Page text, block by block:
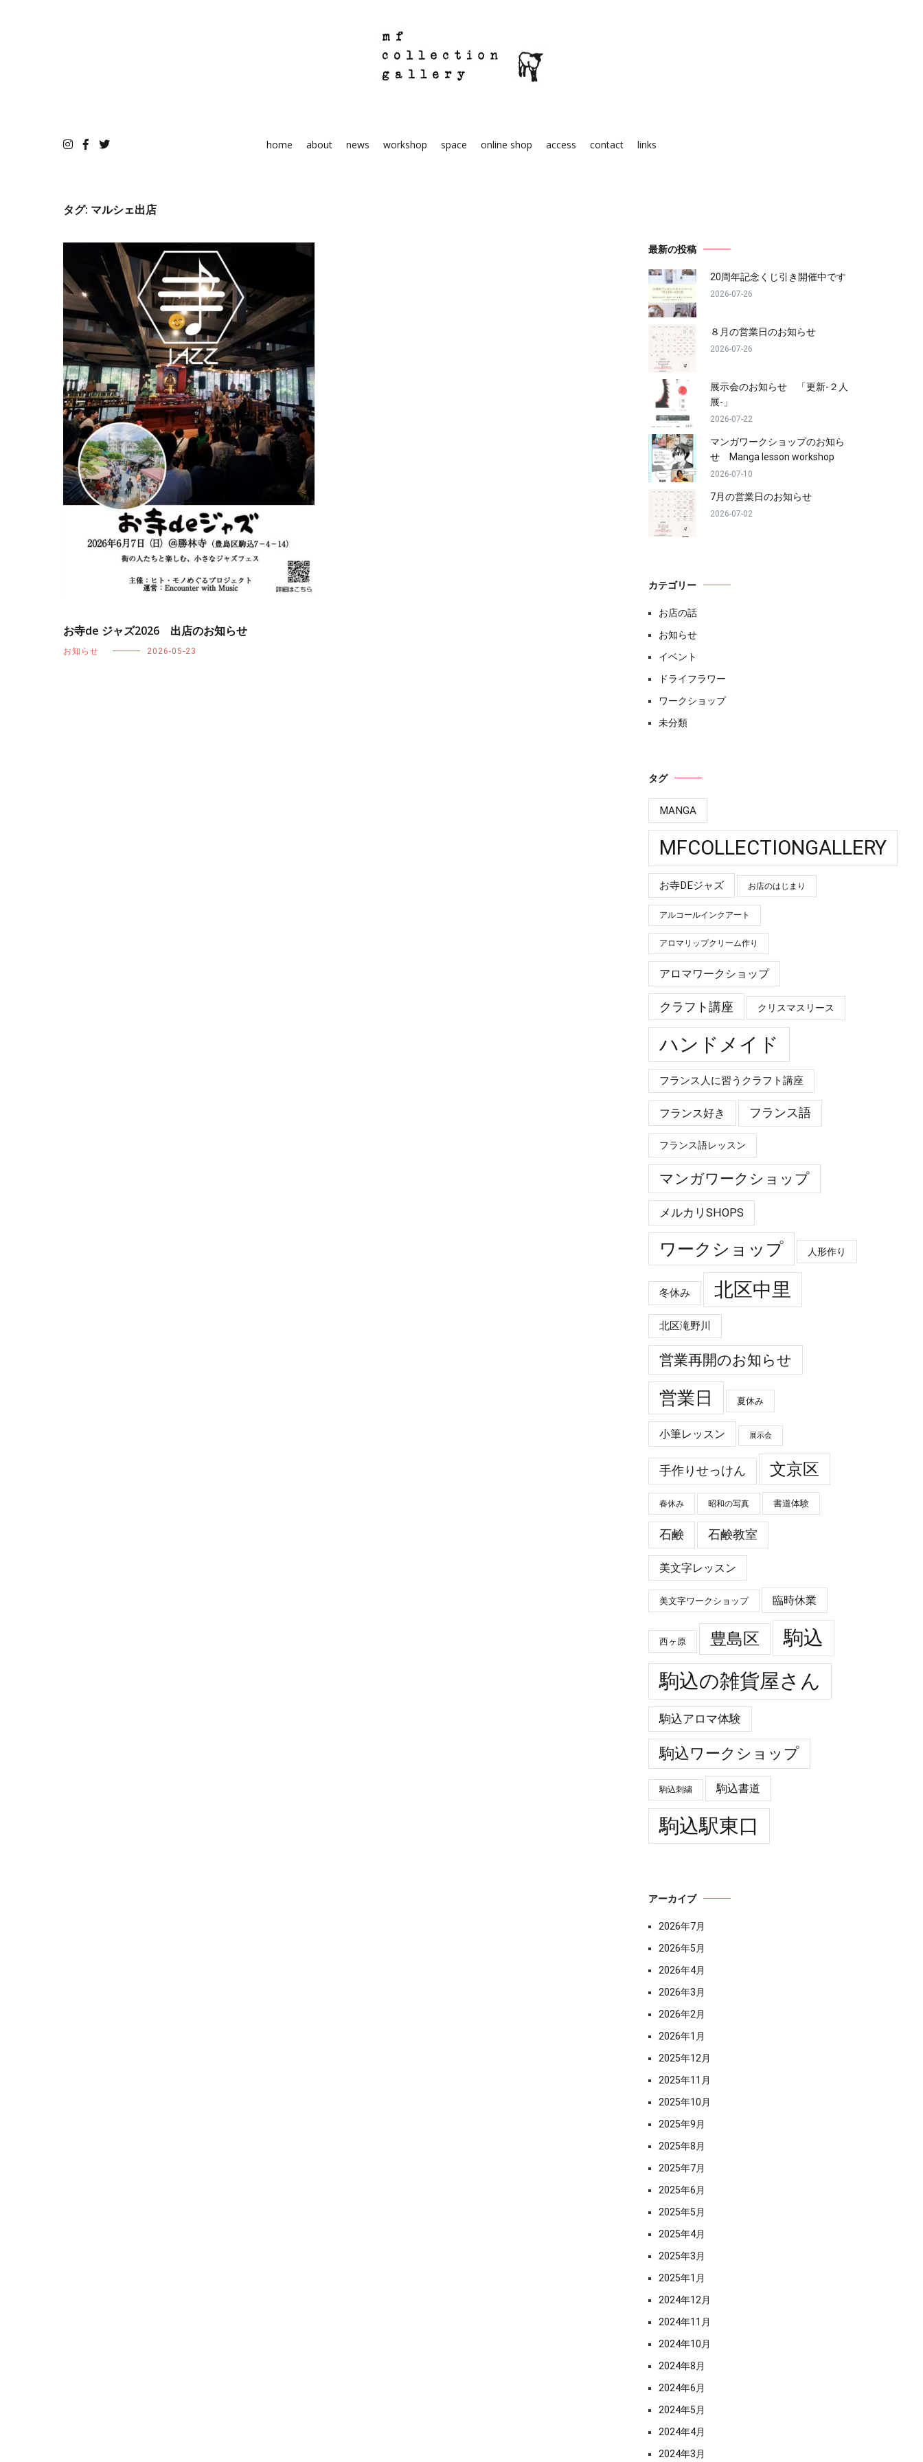
home about news workshop space online shop access contact links
タグ: マルシェ出店
お寺de ジャズ2026 出店のお知らせ
お知らせ 2026-05-23
最新の投稿
20周年記念くじ引き開催中です
2026-07-26
８月の営業日のお知らせ
2026-07-26
展示会のお知らせ 「更新-２人
展-」
2026-07-22
マンガワークショップのお知ら
せ Manga lesson workshop
2026-07-10
7月の営業日のお知らせ
2026-07-02
カテゴリー
お店の話
お知らせ
イベント
ドライフラワー
ワークショップ
未分類
タグ
MANGA
MFCOLLECTIONGALLERY
お寺DEジャズ お店のはじまり
アルコールインクアート
アロマリップクリーム作り
アロマワークショップ
クラフト講座 クリスマスリース
ハンドメイド
フランス人に習うクラフト講座
フランス好き フランス語
フランス語レッスン
マンガワークショップ
メルカリSHOPS
ワークショップ 人形作り
冬休み 北区中里
北区滝野川
営業再開のお知らせ
営業日 夏休み
小筆レッスン 展示会
手作りせっけん 文京区
春休み 昭和の写真 書道体験
石鹸 石鹸教室
美文字レッスン
美文字ワークショップ 臨時休業
西ヶ原 豊島区
駒込
駒込の雑貨屋さん
駒込アロマ体験
駒込ワークショップ
駒込刺繍 駒込書道
駒込駅東口
アーカイブ
2026年7月
2026年5月
2026年4月
2026年3月
2026年2月
2026年1月
2025年12月
2025年11月
2025年10月
2025年9月
2025年8月
2025年7月
2025年6月
2025年5月
2025年4月
2025年3月
2025年1月
2024年12月
2024年11月
2024年10月
2024年8月
2024年6月
2024年5月
2024年4月
2024年3月